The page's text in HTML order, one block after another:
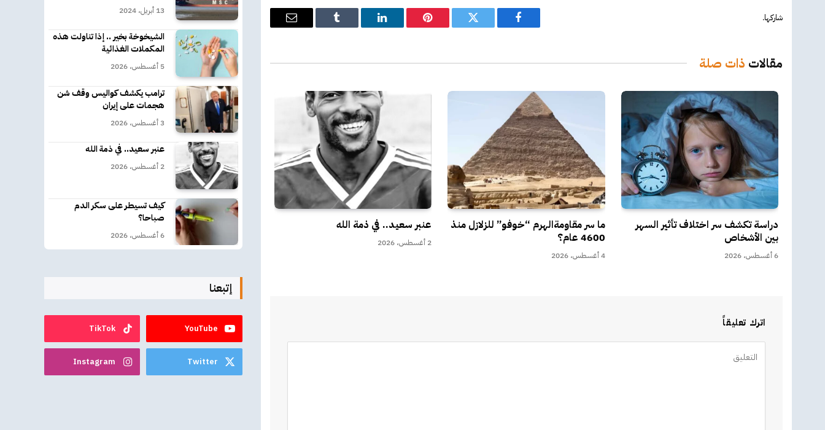
شاركها.
فيسبوك تويتر بينتيريستلينكدإن Tumblr
البريد
مقالات ذات صلة
دراسة تكشف سر اختلاف تأثير السهر
بين الأشخاص
6 أغسطس، 2026
ما سر مقاومةالهرم “خوفو” للزلازل منذ
4600 عام؟
4 أغسطس، 2026
عنبر سعيد.. في ذمة الله
2 أغسطس، 2026
اترك تعليقاً
13 أبريل، 2024
الشيخوخة بخير .. إذا تناولت هذه
المكملات الغذائية
5 أغسطس، 2026
ترامب يكشف كواليس وقف شن
هجمات على إيران
3 أغسطس، 2026
عنبر سعيد.. في ذمة الله
2 أغسطس، 2026
كيف تسيطر على سكر الدم
صباحا؟
6 أغسطس، 2026
إتبعنا
YouTube
TikTok
Twitter
Instagram